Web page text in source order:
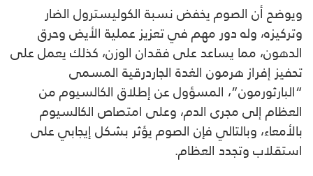
ويوضح أن الصوم يخفض نسبة الكوليسترول الضار
وتركيزه، وله دور مهم في تعزيز عملية الأيض وحرق
الدهون، مما يساعد على فقدان الوزن، كذلك يعمل على
تحفيز إفراز هرمون الغدة الجاردرقية المسمى
“البارثورمون”، المسؤول عن إطلاق الكالسيوم من
العظام إلى مجرى الدم، وعلى امتصاص ‎الكالسيوم
بالأمعاء، وبالتالي فإن الصوم يؤثر بشكل إيجابي على
استقلاب وتجدد العظام.